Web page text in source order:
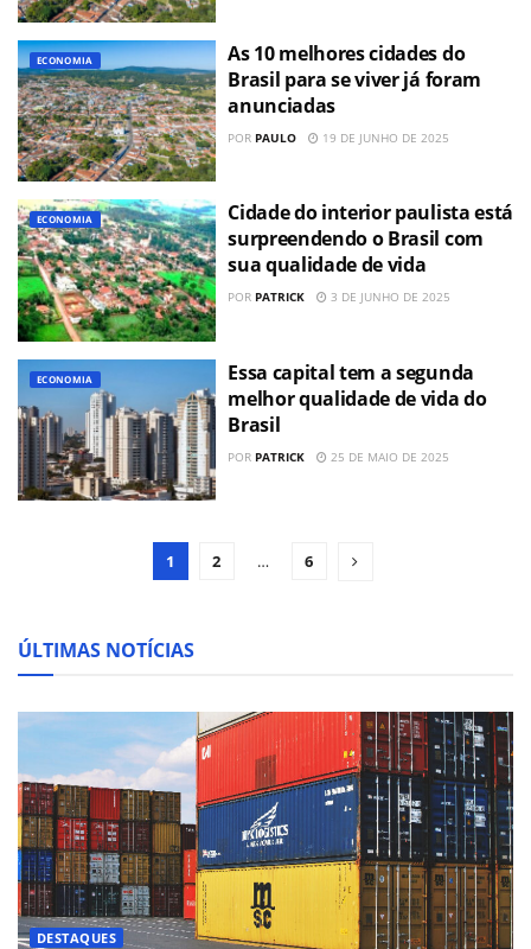
ECONOMIA
As 10 melhores cidades do
Brasil para se viver já foram
anunciadas
POR PAULO 19 DE JUNHO DE 2025
ECONOMIA
Cidade do interior paulista está
surpreendendo o Brasil com
sua qualidade de vida
POR PATRICK 3 DE JUNHO DE 2025
ECONOMIA
Essa capital tem a segunda
melhor qualidade de vida do
Brasil
POR PATRICK 25 DE MAIO DE 2025
1 2 … 6
ÚLTIMAS NOTÍCIAS
DESTAQUES